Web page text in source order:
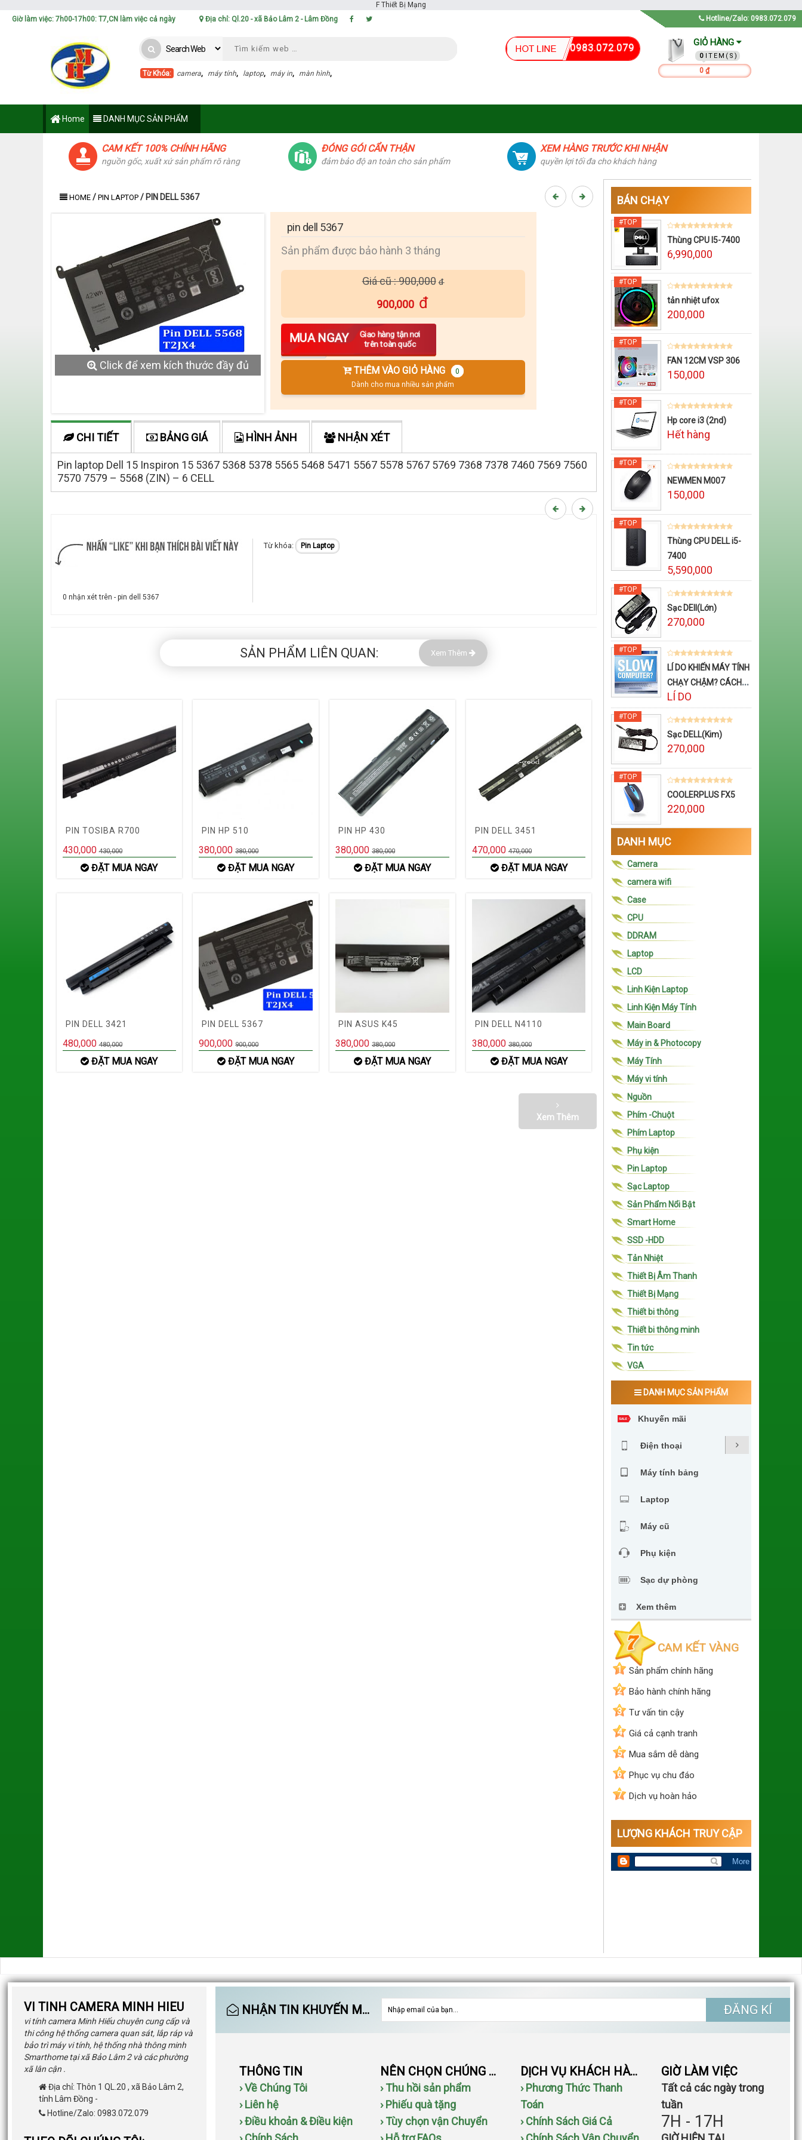
F Thiết Bị Mạng
Giờ làm việc: 7h00-17h00: T7,CN làm việc cả ngày
Địa chỉ: Ql.20 - xã Bảo Lâm 2 - Lâm Đồng Hotline/Zalo: 0983.072.079
Từ Khóa: camera, máy tính, laptop, máy in, màn hình,
GIỎ HÀNG
0
0 ₫
0983.072.079
Home DANH MỤC SẢN PHẨM
CAM KẾT 100% CHÍNH HÃNG
nguồn gốc, xuất xứ sản phẩm rõ ràng
ĐÓNG GÓI CẨN THẬN
đảm bảo độ an toàn cho sản phẩm
XEM HÀNG TRƯỚC KHI NHẬN
quyền lợi tối đa cho khách hàng
HOME /PIN LAPTOP / PIN DELL 5367
Click để xem kích thước đầy đủ
pin dell 5367
Sản phẩm được bảo hành 3 tháng
Giá cũ : 900,000
900,000
MUA NGAY
Giao hàng tận nơi
trên toàn quốc
Số lượng
THÊM VÀO GIỎ HÀNG
0
Dành cho mua nhiều sản phẩm
CHI TIẾT BẢNG GIÁ HÌNH ẢNH NHẬN XÉT
Pin laptop Dell 15 Inspiron 15 5367 5368 5378 5565 5468 5471 5567 5578 5767 5769 7368 7378 7460 7569 7560
7570 7579 – 5568 (ZIN) – 6 CELL
0 nhận xét trên - pin dell 5367
Pin Laptop
SẢN PHẨM LIÊN QUAN: Xem Thêm
PIN TOSIBA R700
430,000 430,000
ĐẶT MUA NGAY
PIN HP 510
380,000 380,000
ĐẶT MUA NGAY
PIN HP 430
380,000 380,000
ĐẶT MUA NGAY
PIN DELL 3451
470,000 470,000
ĐẶT MUA NGAY
PIN DELL 3421
480,000 480,000
ĐẶT MUA NGAY
PIN DELL 5367
900,000 900,000
ĐẶT MUA NGAY
PIN ASUS K45
380,000 380,000
ĐẶT MUA NGAY
PIN DELL N4110
380,000 380,000
ĐẶT MUA NGAY
Xem Thêm
BÁN CHẠY
Thùng CPU I5-7400
6,990,000
tản nhiệt ufox
200,000
FAN 12CM VSP 306
150,000
Hp core i3 (2nd)
Hết hàng
NEWMEN M007
150,000
Thùng CPU DELL i5-
7400
5,590,000
Sạc DEll(Lớn)
270,000
LÍ DO KHIẾN MÁY TÍNH
CHẠY CHẬM? CÁCH
TĂNG TỐC CHO MÁY
LÍ DO
Sạc DELL(Kim)
270,000
COOLERPLUS FX5
220,000
DANH MỤC
Camera
camera wifi
Case
CPU
DDRAM
Laptop
LCD
Linh Kiện Laptop
Linh Kiện Máy Tính
Main Board
Máy in & Photocopy
Máy Tính
Máy vi tính
Nguồn
Phím -Chuột
Phím Laptop
Phụ kiện
Pin Laptop
Sạc Laptop
Sản Phẩm Nổi Bật
Smart Home
SSD -HDD
Tản Nhiệt
Thiết Bị Âm Thanh
Thiết Bị Mạng
Thiết bi thông
Thiết bi thông minh
Tin tức
VGA
DANH MỤC SẢN PHẨM
Khuyến mãi
Điện thoại
Máy tính bảng
Laptop
Máy cũ
Phụ kiện
Sạc dự phòng
Xem thêm
CAM KẾT VÀNG
1
Sản phẩm chính hãng
2
Bảo hành chính hãng
3
Tư vấn tin cậy
4
Giá cả cạnh tranh
5
Mua sắm dễ dàng
6
Phục vụ chu đáo
7
Dịch vụ hoàn hảo
LƯỢNG KHÁCH TRUY CẬP
VI TINH CAMERA MINH HIEU
vi tính camera Minh Hiếu chuyên cung cấp và
thi công hệ thống camera quan sát, lắp ráp và
bảo trì máy vi tính, hệ thống nhà thông minh
Smarthome tại xã Bảo Lâm 2 và các phường
xã lân cận .
Địa chỉ:Thôn 1 QL.20,xã Bảo Lâm 2,
tỉnh Lâm Đồng -
Hotline/Zalo: 0983.072.079
NHẬN TIN KHUYẾN MÃI ĐĂNG KÍ
THÔNG TIN
› Về Chúng Tôi
› Liên hệ
› Điều khoản & Điều kiện
NÊN CHỌN CHÚNG TÔI
› Thu hồi sản phẩm
› Phiếu quà tặng
› Tùy chọn vận Chuyển
DỊCH VỤ KHÁCH HÀNG
› Phương Thức Thanh
Toán
› Chính Sách Giá Cả
GIỜ LÀM VIỆC
Tất cả các ngày trong
tuần
7H - 17H